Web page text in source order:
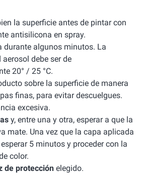
la superficie antes de pintar con
antisilicona en spray.
durante algunos minutos. La
debe ser de
20° / 25 °C.
sobre la superficie de manera
finas, para evitar descuelgues.
excesiva.
y, entre una y otra, esperar a que la
mate. Una vez que la capa aplicada
5 minutos y proceder con la
color.
de protección elegido.